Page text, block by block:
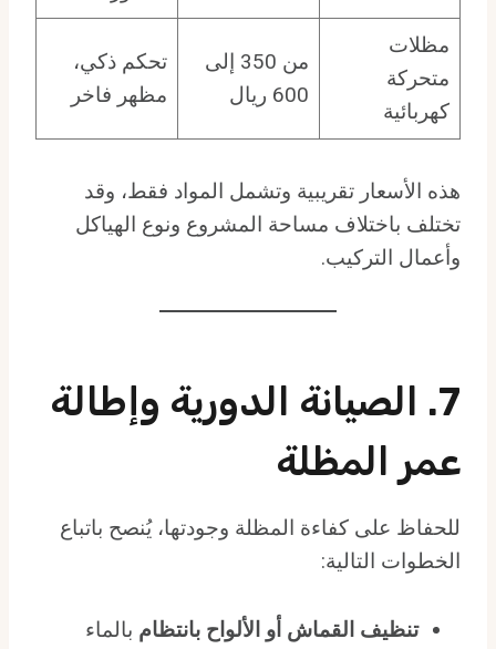
مظلات
متحركة
كهربائية
من 350 إلى
600 ريال
تحكم ذكي،
مظهر فاخر
هذه الأسعار تقريبية وتشمل المواد فقط، وقد
تختلف باختلاف مساحة المشروع ونوع الهياكل
وأعمال التركيب.
7. الصيانة الدورية وإطالة
عمر المظلة
للحفاظ على كفاءة المظلة وجودتها، يُنصح باتباع
الخطوات التالية:
تنظيف القماش أو الألواح بانتظام بالماء